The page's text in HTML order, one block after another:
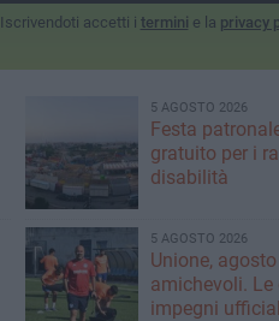
Iscrivendoti accetti i termini e la privacy
5 AGOSTO 2026
Festa
gratuito per i
disabilità
5 AGOSTO 2026
Unione,
amichevoli.
impegni